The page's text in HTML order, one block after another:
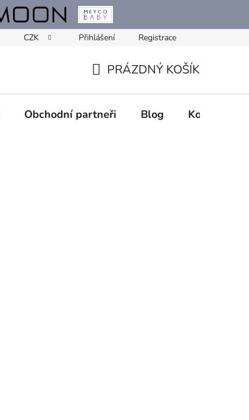
CZK Přihlášení Registrace
KOŠÍK
PRÁZDNÝ KOŠÍK
Obchodní partneři Blog Kontakty